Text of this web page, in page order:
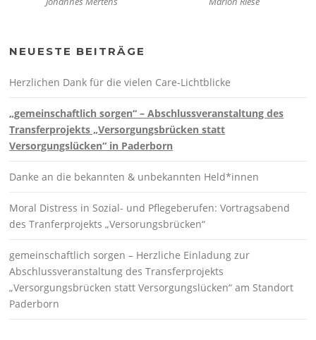
NEUESTE BEITRÄGE
Herzlichen Dank für die vielen Care-Lichtblicke
„gemeinschaftlich sorgen“ – Abschlussveranstaltung des
Transferprojekts „Versorgungsbrücken statt
Versorgungslücken“ in Paderborn
Danke an die bekannten & unbekannten Held*innen
Moral Distress in Sozial- und Pflegeberufen: Vortragsabend
des Tranferprojekts „Versorungsbrücken“
gemeinschaftlich sorgen – Herzliche Einladung zur
Abschlussveranstaltung des Transferprojekts
„Versorgungsbrücken statt Versorgungslücken“ am Standort
Paderborn